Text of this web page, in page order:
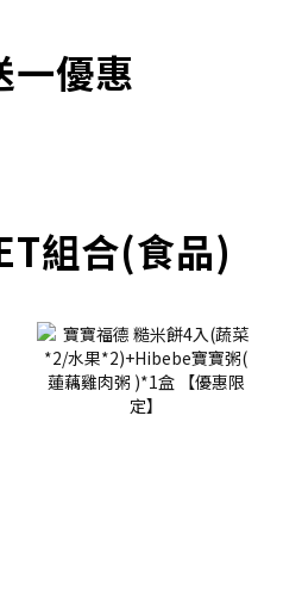
一優惠
組合(食品)